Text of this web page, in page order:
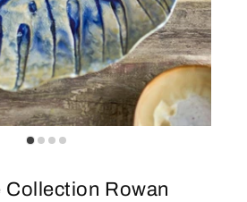
Collection Rowan